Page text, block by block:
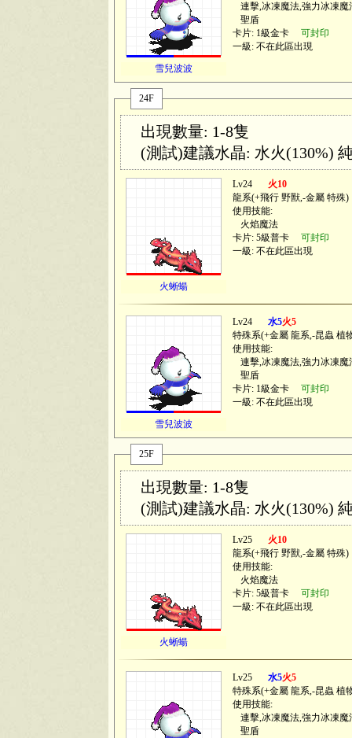
雪兒波波
連擊,冰凍魔法,強力冰凍魔
聖盾
卡片: 1級金卡 可封印
一級: 不在此區出現
24F
出現數量: 1-8隻
(測試)建議水晶: 水火(130%)
火蜥蝪
Lv24
火10
龍系(+飛行 野獸,-金屬 特殊)
使用技能:
火焰魔法
卡片: 5級普卡 可封印
一級: 不在此區出現
雪兒波波
Lv24 水5火5
特殊系(+金屬 龍系,-昆蟲 植
使用技能:
連擊,冰凍魔法,強力冰凍魔
聖盾
卡片: 1級金卡 可封印
一級: 不在此區出現
25F
出現數量: 1-8隻
(測試)建議水晶: 水火(130%)
火蜥蝪
Lv25
火10
龍系(+飛行 野獸,-金屬 特殊)
使用技能:
火焰魔法
卡片: 5級普卡 可封印
一級: 不在此區出現
Lv25 水5火5
特殊系(+金屬 龍系,-昆蟲 植
使用技能:
連擊,冰凍魔法,強力冰凍魔
聖盾